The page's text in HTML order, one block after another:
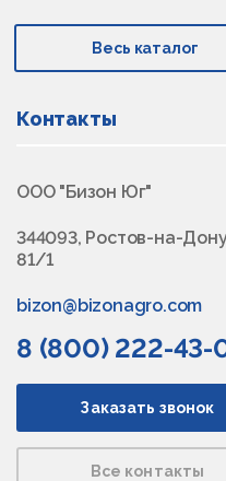
Весь каталог
Контакты
ООО "Бизон Юг"
344093, Ростов-на-
81/1
bizon@bizonagro.com
8 (800) 222-43-
Заказать звонок
Все контакты